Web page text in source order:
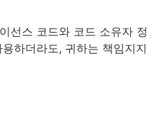
선스 코드와 코드 소유자 정
하더라도, 귀하는 책임지지